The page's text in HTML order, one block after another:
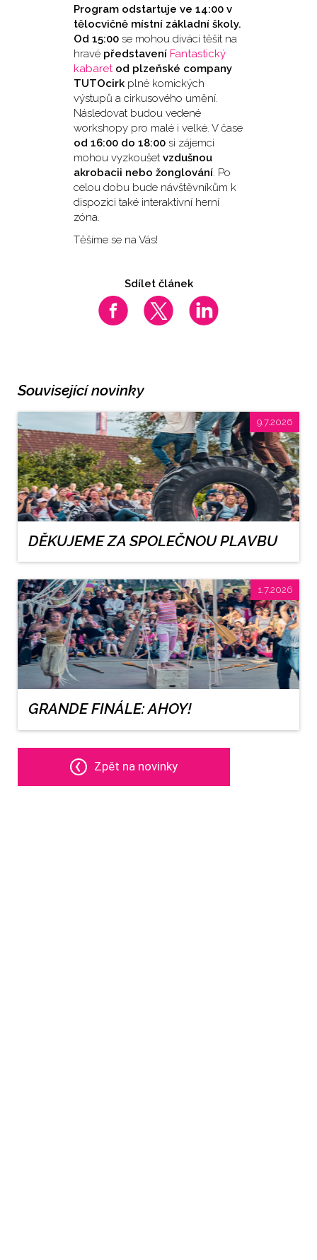
Program odstartuje ve 14:00 v
tělocvičně místní základní školy.
Od 15:00 se mohou diváci těšit na
hravé představení Fantastický
kabaretod plzeňské company
TUTOcirk plné komických
výstupů a cirkusového umění.
Následovat budou vedené
workshopy pro malé i velké. V čase
od 16:00 do 18:00si zájemci
mohou vyzkoušetvzdušnou
akrobacii nebo žonglování. Po
celou dobu bude návštěvníkům k
dispozici také interaktivní herní
zóna.
Těšíme se na Vás!
Sdílet článek
Související novinky
9.7.2026
DĚKUJEME ZA SPOLEČNOU PLAVBU
1.7.2026
GRANDE FINÁLE: AHOY!
Zpět na novinky